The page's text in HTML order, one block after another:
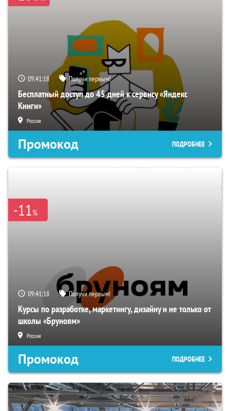
09:41:17 Получи первым!
Бесплатный доступ до 45 дней к сервису «Яндекс
Книги»
Россия
Промокод ПОДРОБНЕЕ
-11%
09:41:17 Получи первым!
Курсы по разработке, маркетингу, дизайну и не только от
школы «Бруноям»
Россия
Промокод ПОДРОБНЕЕ